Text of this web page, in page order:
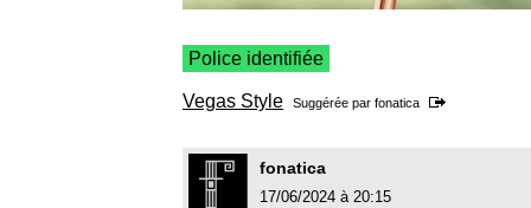
Police identifiée
Vegas Style Suggérée par fonatica
fonatica
17/06/2024 à 20:15